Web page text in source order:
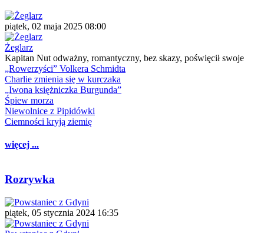
piątek, 02 maja 2025 08:00
Żeglarz
Kapitan Nut odważny, romantyczny, bez skazy, poświęcił swoje
„Rowerzyści” Volkera Schmidta
Charlie zmienia się w kurczaka
„Iwona księżniczka Burgunda”
Śpiew morza
Niewolnice z Pipidówki
Ciemności kryją ziemię
więcej ...
Rozrywka
piątek, 05 stycznia 2024 16:35